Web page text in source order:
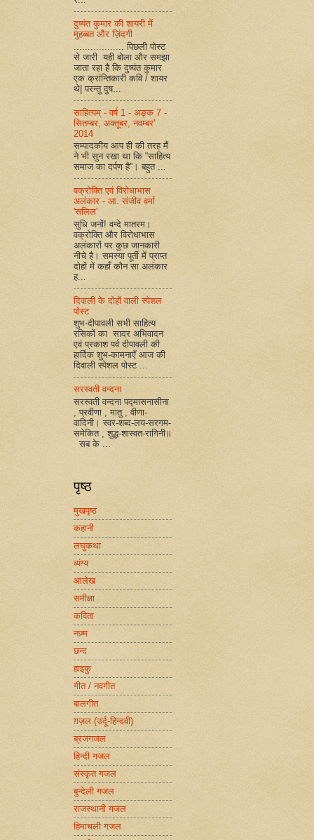
दुष्यंत कुमार की शायरी में
मुहब्बत और ज़िंदगी
.................. पिछली पोस्ट
से जारी यही बोला और समझा
जाता रहा है कि दुष्यंत कुमार
एक क्रांन्तिकारी कवि / शायर
थे| परन्तु दुष...
साहित्यम् - वर्ष 1 - अङ्क 7 -
सितम्बर, अक्तूबर, नवम्बर'
2014
सम्पादकीय आप ही की तरह मैं
ने भी सुन रखा था कि “साहित्य
समाज का दर्पण है”। बहुत ...
वक्रोक्ति एवं विरोधाभास
अलंकार - आ. संजीव वर्मा
'सलिल'
सुधि जनों! वन्दे मातरम।
वक्रोक्ति और विरोधाभास
अलंकारों पर कुछ जानकारी
नीचे है। समस्या पूर्ती में प्राप्त
दोहों में कहाँ कौन सा अलंकार
ह...
दिवाली के दोहों वाली स्पेशल
पोस्ट
शुभ-दीपावली सभी साहित्य
रसिकों का सादर अभिवादन
एवं प्रकाश पर्व दीपावली की
हार्दिक शुभ-कामनाएँ आज की
दिवाली स्पेशल पोस्ट ...
सरस्वती वन्दना
सरस्वती वन्दना पद्मासनासीना
, प्रवीणा , मातु , वीणा-
वादिनी। स्वर-शब्द-लय-सरगम-
समेकित , शुद्ध-शास्वत-रागिनी॥
सब के ...
पृष्ठ
मुखपृष्ठ
कहानी
लघुकथा
व्यंग्य
आलेख
समीक्षा
कविता
नज़्म
छन्द
हाइकु
गीत / नवगीत
बालगीत
ग़ज़ल (उर्दू-हिन्दवी)
ब्रजगजल
हिन्दी गजल
संस्कृत गजल
बुन्देली गजल
राजस्थानी गजल
हिमाचली गजल